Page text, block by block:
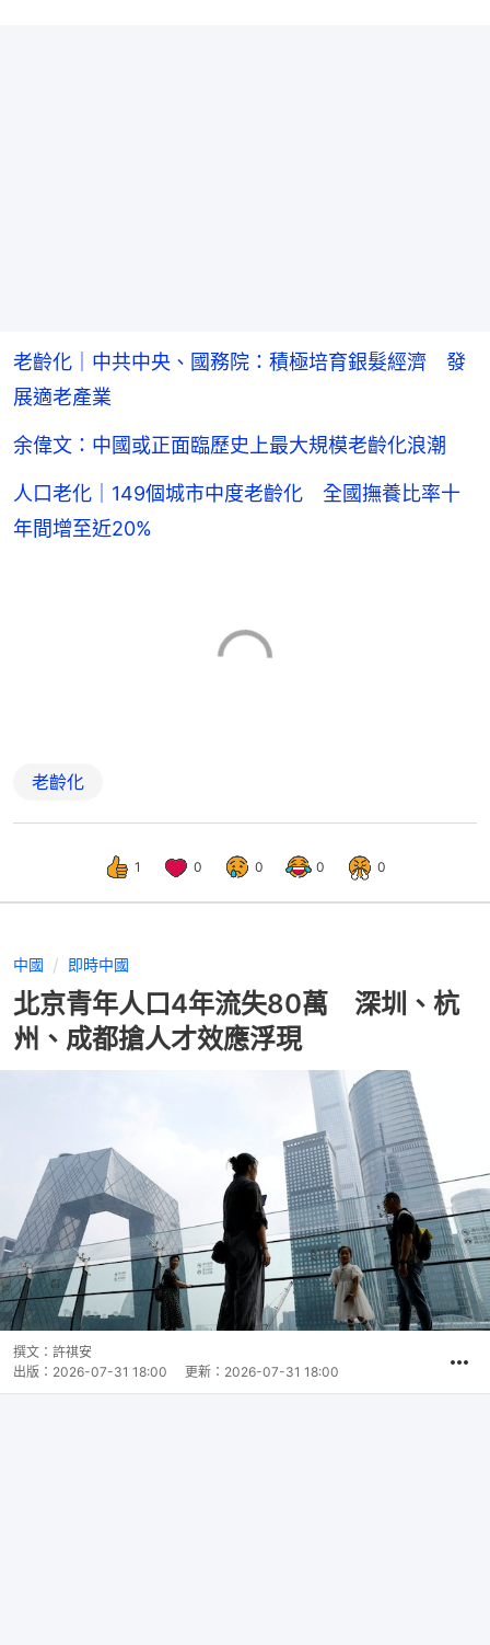
老齡化｜中共中央、國務院：積極培育銀髮經濟 發
展適老產業
余偉文：中國或正面臨歷史上最大規模老齡化浪潮
人口老化｜149個城市中度老齡化 全國撫養比率十
年間增至近20%
老齡化
1 0 0 0 0
中國 即時中國
北京青年人口4年流失80萬 深圳、杭
州、成都搶人才效應浮現
撰文： 許祺安
出版： 2026-07-31 18:00 更新： 2026-07-31 18:00